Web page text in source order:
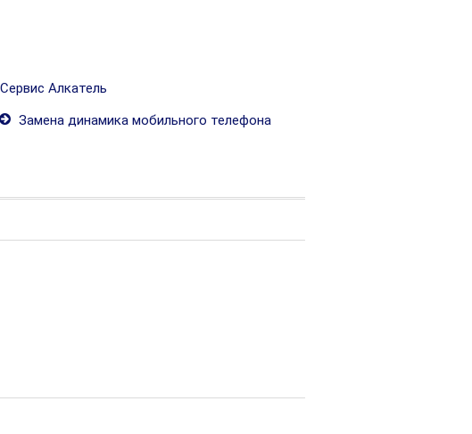
Сервис Алкатель
Замена динамика мобильного телефона